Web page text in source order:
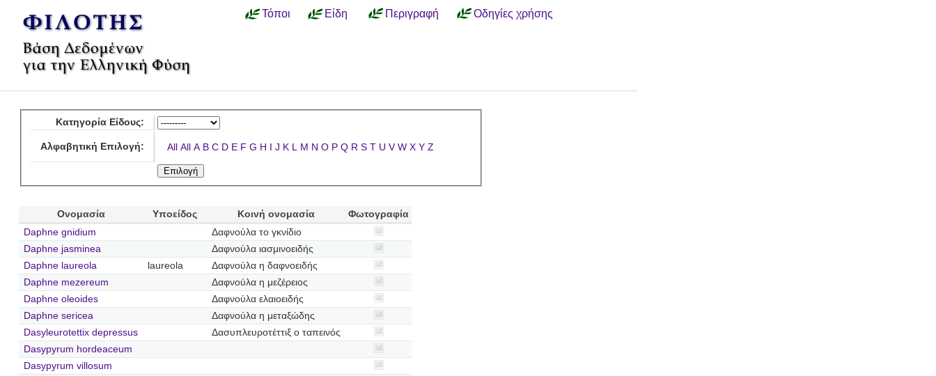
Τόποι Είδη Περιγραφή Οδηγίες χρήσης
Κατηγορία Είδους:
Αλφαβητική Επιλογή: All All A B C D E F G H I J K L M N O P Q R S T U V W X Y Z
Ονομασία Υποείδος Κοινή ονομασία
Φωτογραφία
Daphne gnidium
Δαφνούλα το γκνίδιο
Daphne jasminea
Δαφνούλα ιασμινοειδής
Daphne laureola
laureola
Δαφνούλα η δαφνοειδής
Daphne mezereum
Δαφνούλα η μεζέρειος
Daphne oleoides
Δαφνούλα ελαιοειδής
Daphne sericea
Δαφνούλα η μεταξώδης
Dasyleurotettix depressus
Δασυπλευροτέττιξ ο ταπεινός
Dasypyrum hordeaceum
Dasypyrum villosum